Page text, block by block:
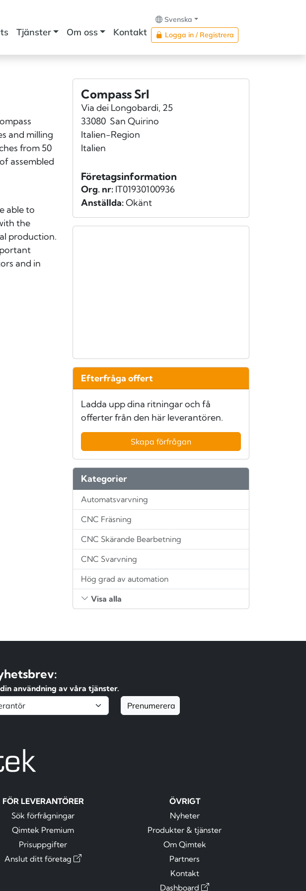
Tjänster Om oss Kontakt
Svenska
Logga in / Registrera
and milling
from 50
assembled
able to
the
production.
and in
Compass Srl
Via dei Longobardi, 25
33080 San Quirino
Italien-Region
Italien
Företagsinformation
Org. nr: IT01930100936
Anställda:Okänt
Efterfråga offert
Ladda upp dina ritningar och få
offerter från den här leverantören.
Skapa förfrågan
Kategorier
Automatsvarvning
CNC Fräsning
CNC Skärande Bearbetning
CNC Svarvning
Hög grad av automation
Visa alla
användning av våra tjänster.
Prenumerera
FÖR LEVERANTÖRER
Sök förfrågningar
Qimtek Premium
Prisuppgifter
Anslut ditt företag
ÖVRIGT
Nyheter
Produkter & tjänster
Om Qimtek
Partners
Kontakt
Dashboard